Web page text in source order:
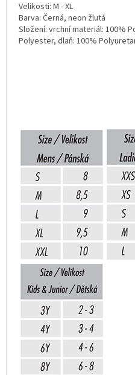
Velikosti: M - XL
Barva: Černá, neon žlutá
Složení: vrchní materiál: 100%
Polyester, dlaň: 100%